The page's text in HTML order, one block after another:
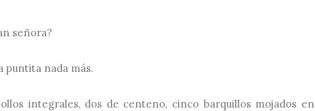
señora?
puntita nada más.
integrales, dos de centeno, cinco barquillos mojados en